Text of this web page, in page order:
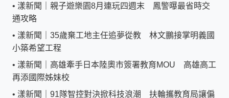
• 漾新聞｜親子遊樂園8月連玩四週末 鳳警曝最省時交
通攻略
• 漾新聞｜35歲棄工地主任追夢從教 林文鵬接掌明義國
小築希望工程
• 漾新聞｜高雄牽手日本陸奧市簽署教育MOU 高雄高工
再添國際姊妹校
• 漾新聞｜91隊智控對決掀科技浪潮 扶輪攜教育局讓偏